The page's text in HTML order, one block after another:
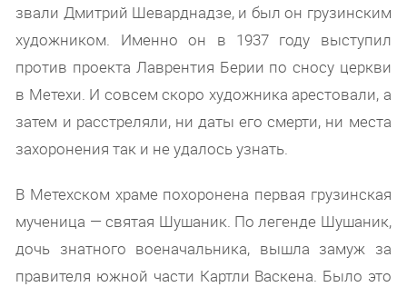
звали Дмитрий Шеварднадзе, и был он грузинским
художником. Именно он в 1937 году выступил
против проекта Лаврентия Берии по сносу церкви
в Метехи. И совсем скоро художника арестовали, а
затем и расстреляли, ни даты его смерти, ни места
захоронения так и не удалось узнать.
В Метехском храме похоронена первая грузинская
мученица — святая Шушаник. По легенде Шушаник,
дочь знатного военачальника, вышла замуж за
правителя южной части Картли Васкена. Было это